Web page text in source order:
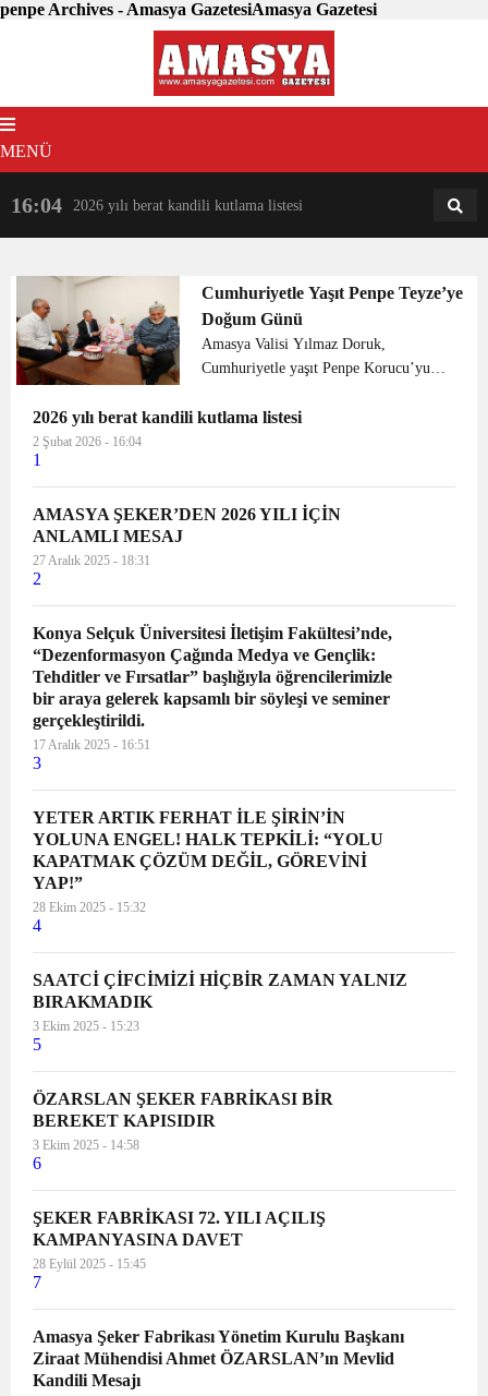
penpe Archives - Amasya GazetesiAmasya Gazetesi
MENÜ
16:04 2026 yılı berat kandili kutlama listesi 18:31
Cumhuriyetle Yaşıt Penpe Teyze’ye
Doğum Günü
Amasya Valisi Yılmaz Doruk,
Cumhuriyetle yaşıt Penpe Korucu’yu
Amasya Valisi Yılmaz Doruk,
2026 yılı berat kandili kutlama listesi
2 Şubat 2026 - 16:04
1
AMASYA ŞEKER’DEN 2026 YILI İÇİN
ANLAMLI MESAJ
27 Aralık 2025 - 18:31
2
Konya Selçuk Üniversitesi İletişim Fakültesi’nde,
“Dezenformasyon Çağında Medya ve Gençlik:
Tehditler ve Fırsatlar” başlığıyla öğrencilerimizle
bir araya gelerek kapsamlı bir söyleşi ve seminer
gerçekleştirildi.
17 Aralık 2025 - 16:51
3
YETER ARTIK FERHAT İLE ŞİRİN’İN
YOLUNA ENGEL! HALK TEPKİLİ: “YOLU
KAPATMAK ÇÖZÜM DEĞİL, GÖREVİNİ
YAP!”
28 Ekim 2025 - 15:32
4
SAATCİ ÇİFCİMİZİ HİÇBİR ZAMAN YALNIZ
BIRAKMADIK
3 Ekim 2025 - 15:23
5
ÖZARSLAN ŞEKER FABRİKASI BİR
BEREKET KAPISIDIR
3 Ekim 2025 - 14:58
6
ŞEKER FABRİKASI 72. YILI AÇILIŞ
KAMPANYASINA DAVET
28 Eylül 2025 - 15:45
7
Amasya Şeker Fabrikası Yönetim Kurulu Başkanı
Ziraat Mühendisi Ahmet ÖZARSLAN’ın Mevlid
Kandili Mesajı